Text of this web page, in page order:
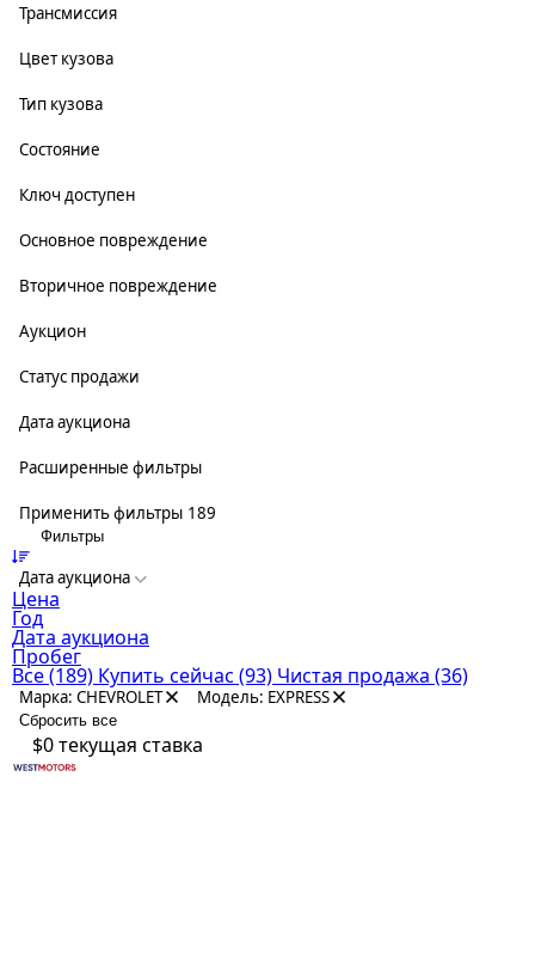
Трансмиссия
Цвет кузова
Тип кузова
Состояние
Ключ доступен
Основное повреждение
Вторичное повреждение
Аукцион
Статус продажи
Дата аукциона
Расширенные фильтры
Применить фильтры 189
Фильтры
Дата аукциона
Цена
Год
Дата аукциона
Пробег
Все(189) Купить сейчас (93) Чистая продажа (36)
Марка: CHEVROLET Модель: EXPRESS
Сбросить все
$0текущая ставка